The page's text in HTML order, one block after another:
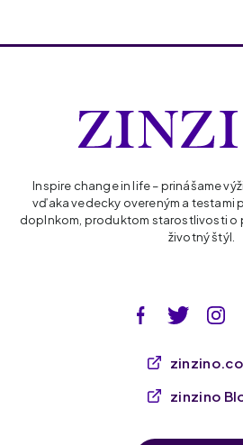
Inspire change in life – prinášame
vďaka vedecky overeným a testami
doplnkom, produktom starostlivosti o
životný štýl.
zinzino